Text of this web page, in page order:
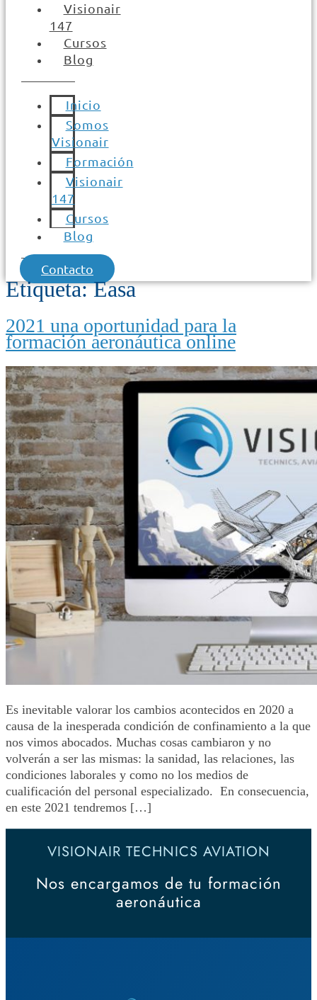
Visionair
147
Cursos
Blog
Inicio
Somos
Visionair
Formación
Visionair
147
Cursos
Blog
Contacto
Etiqueta:Easa
2021 una oportunidad para la
formación aeronáutica online
Es inevitable valorar los cambios acontecidos en 2020 a
causa de la inesperada condición de confinamiento a la que
nos vimos abocados. Muchas cosas cambiaron y no
volverán a ser las mismas: la sanidad, las relaciones, las
condiciones laborales y como no los medios de
cualificación del personal especializado. En consecuencia,
en este 2021 tendremos […]
VISIONAIR TECHNICS AVIATION
Nos encargamos de tu formación
aeronáutica